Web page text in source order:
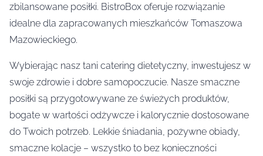
zbilansowane posiłki. BistroBox oferuje rozwiązanie
idealne dla zapracowanych mieszkańców Tomaszowa
Mazowieckiego.
Wybierając nasz tani catering dietetyczny, inwestujesz w
swoje zdrowie i dobre samopoczucie. Nasze smaczne
posiłki są przygotowywane ze świeżych produktów,
bogate w wartości odżywcze i kalorycznie dostosowane
do Twoich potrzeb. Lekkie śniadania, pożywne obiady,
smaczne kolacje – wszystko to bez konieczności